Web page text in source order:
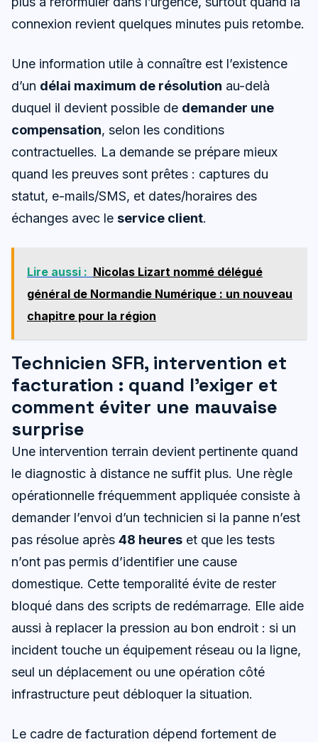
connexion revient quelques minutes puis retombe.
Une information utile à connaître est l’existence
d’un délai maximum de résolution au-delà
duquel il devient possible de demander une
compensation, selon les conditions
contractuelles. La demande se prépare mieux
quand les preuves sont prêtes : captures du
statut, e-mails/SMS, et dates/horaires des
échanges avec le service client.
Lire aussi : Nicolas Lizart nommé délégué
général de Normandie Numérique : un nouveau
chapitre pour la région
Technicien SFR, intervention et
facturation : quand l’exiger et
comment éviter une mauvaise
surprise
Une intervention terrain devient pertinente quand
le diagnostic à distance ne suffit plus. Une règle
opérationnelle fréquemment appliquée consiste à
demander l’envoi d’un technicien si la panne n’est
pas résolue après 48 heures et que les tests
n’ont pas permis d’identifier une cause
domestique. Cette temporalité évite de rester
bloqué dans des scripts de redémarrage. Elle aide
aussi à replacer la pression au bon endroit : si un
incident touche un équipement réseau ou la ligne,
seul un déplacement ou une opération côté
infrastructure peut débloquer la situation.
Le cadre de facturation dépend fortement de